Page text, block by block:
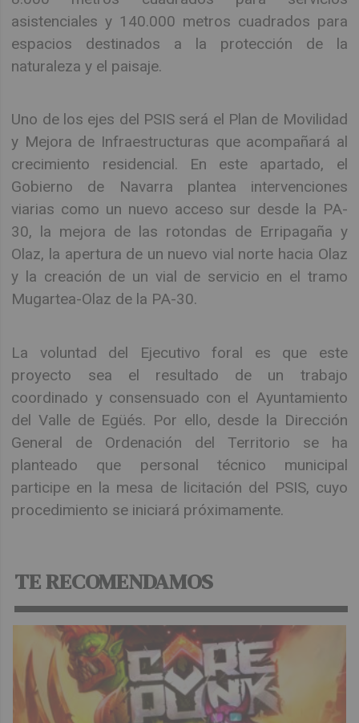
asistenciales y 140.000 metros cuadrados para
espacios destinados a la protección de la
naturaleza y el paisaje.
Uno de los ejes del PSIS será el Plan de Movilidad
y Mejora de Infraestructuras que acompañará al
crecimiento residencial. En este apartado, el
Gobierno de Navarra plantea intervenciones
viarias como un nuevo acceso sur desde la PA-
30, la mejora de las rotondas de Erripagaña y
Olaz, la apertura de un nuevo vial norte hacia Olaz
y la creación de un vial de servicio en el tramo
Mugartea-Olaz de la PA-30.
La voluntad del Ejecutivo foral es que este
proyecto sea el resultado de un trabajo
coordinado y consensuado con el Ayuntamiento
del Valle de Egüés. Por ello, desde la Dirección
General de Ordenación del Territorio se ha
planteado que personal técnico municipal
participe en la mesa de licitación del PSIS, cuyo
procedimiento se iniciará próximamente.
TE RECOMENDAMOS